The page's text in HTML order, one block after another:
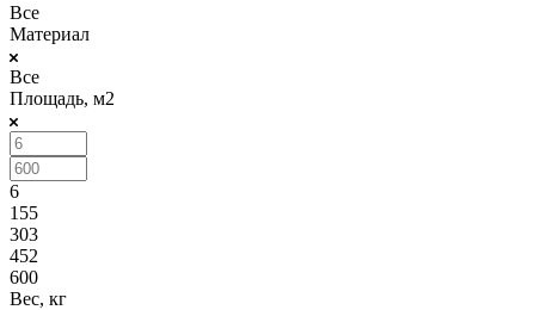
Все
Материал
Все
Площадь, м2
6
155
303
452
600
Вес, кг